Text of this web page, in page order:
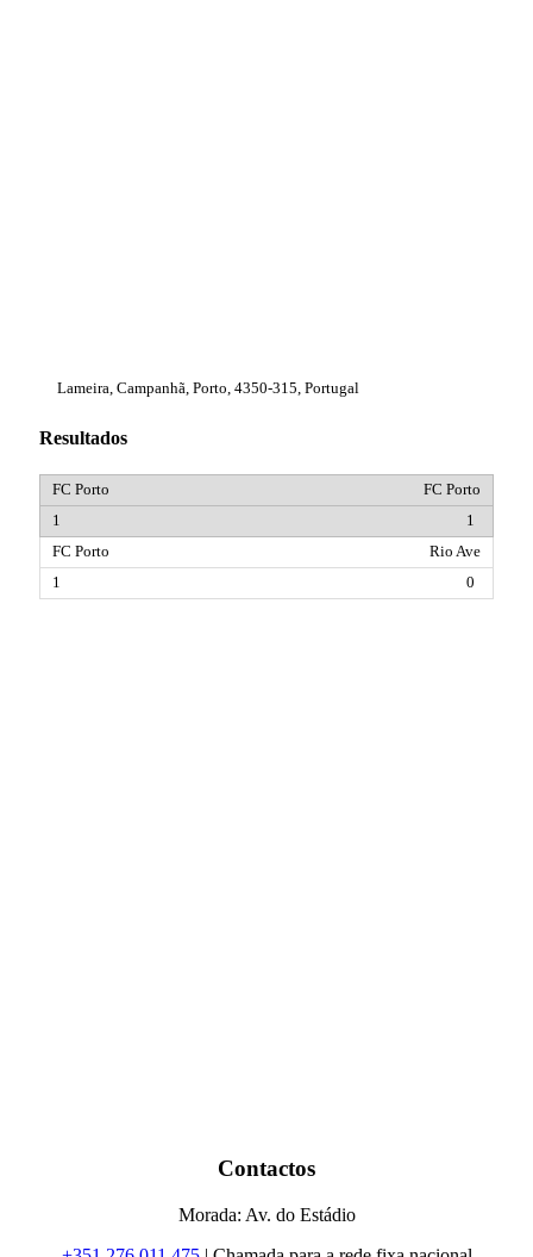
Lameira, Campanhã, Porto, 4350-315, Portugal
Resultados
FC Porto
1
Rio Ave
0
Contactos
Morada: Av. do Estádio